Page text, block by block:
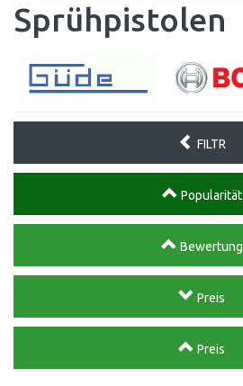
Sprühpistolen
FILTR
Popularität
Bewertung
Preis
Preis